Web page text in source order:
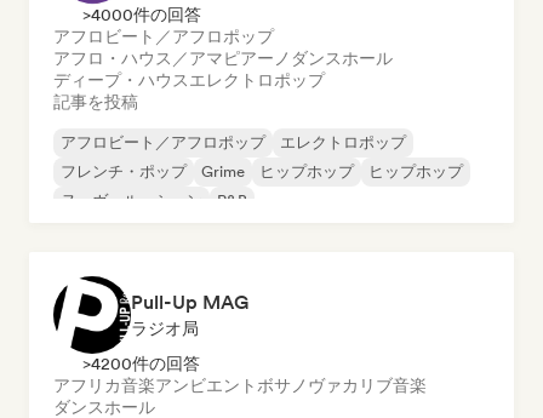
>4000件の回答
アフロビート／アフロポップ
アフロ・ハウス／アマピアーノ ダンスホール
ディープ・ハウスエレクトロポップ
記事を投稿
アフロビート／アフロポップ
エレクトロポップ
フレンチ・ポップ
Grime ヒップホップ
ヒップホップ
ヌーヴェル・シーン
R&B
Pull-Up MAG
ラジオ局
>4200件の回答
アフリカ音楽アンビエント ボサノヴァカリブ音楽
ダンスホール